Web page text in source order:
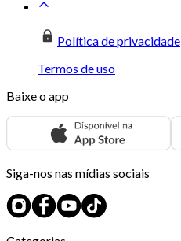
Política de privacidade
Termos de uso
Baixe o app
Siga-nos nas mídias sociais